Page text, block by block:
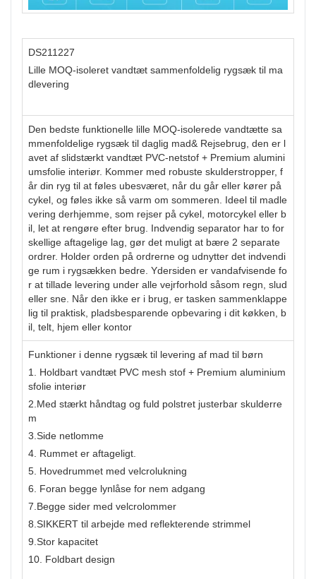
DS211227
Lille MOQ-isoleret vandtæt sammenfoldelig rygsæk til ma
dlevering
Den bedste funktionelle lille MOQ-isolerede vandtætte sa
mmenfoldelige rygsæk til daglig mad& Rejsebrug, den er l
avet af slidstærkt vandtæt PVC-netstof + Premium alumini
umsfolie interiør. Kommer med robuste skulderstropper, f
år din ryg til at føles ubesværet, når du går eller kører på
cykel, og føles ikke så varm om sommeren. Ideel til madle
vering derhjemme, som rejser på cykel, motorcykel eller b
il, let at rengøre efter brug. Indvendig separator har to for
skellige aftagelige lag, gør det muligt at bære 2 separate
ordrer. Holder orden på ordrerne og udnytter det indvendi
ge rum i rygsækken bedre. Ydersiden er vandafvisende fo
r at tillade levering under alle vejrforhold såsom regn, slud
eller sne. Når den ikke er i brug, er tasken sammenklappe
lig til praktisk, pladsbesparende opbevaring i dit køkken, b
il, telt, hjem eller kontor
Funktioner i denne rygsæk til levering af mad til børn
1. Holdbart vandtæt PVC mesh stof + Premium aluminium
sfolie interiør
2.Med stærkt håndtag og fuld polstret justerbar skulderre
m
3.Side netlomme
4. Rummet er aftageligt.
5. Hovedrummet med velcrolukning
6. Foran begge lynlåse for nem adgang
7.Begge sider med velcrolommer
8.SIKKERT til arbejde med reflekterende strimmel
9.Stor kapacitet
10. Foldbart design